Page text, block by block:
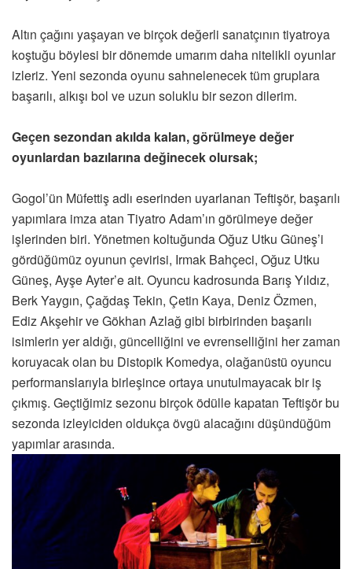
Altın çağını yaşayan ve birçok değerli sanatçının tiyatroya
koştuğu böylesi bir dönemde umarım daha nitelikli oyunlar
izleriz. Yeni sezonda oyunu sahnelenecek tüm gruplara
başarılı, alkışı bol ve uzun soluklu bir sezon dilerim.
Geçen sezondan akılda kalan, görülmeye değer
oyunlardan bazılarına değinecek olursak;
Gogol’ün Müfettiş adlı eserinden uyarlanan Teftişör, başarılı
yapımlara imza atan Tiyatro Adam’ın görülmeye değer
işlerinden biri. Yönetmen koltuğunda Oğuz Utku Güneş’i
gördüğümüz oyunun çevirisi, Irmak Bahçeci, Oğuz Utku
Güneş, Ayşe Ayter’e ait. Oyuncu kadrosunda Barış Yıldız,
Berk Yaygın, Çağdaş Tekin, Çetin Kaya, Deniz Özmen,
Ediz Akşehir ve Gökhan Azlağ gibi birbirinden başarılı
isimlerin yer aldığı, güncelliğini ve evrenselliğini her zaman
koruyacak olan bu Distopik Komedya, olağanüstü oyuncu
performanslarıyla birleşince ortaya unutulmayacak bir iş
çıkmış. Geçtiğimiz sezonu birçok ödülle kapatan Teftişör bu
sezonda izleyiciden oldukça övgü alacağını düşündüğüm
yapımlar arasında.